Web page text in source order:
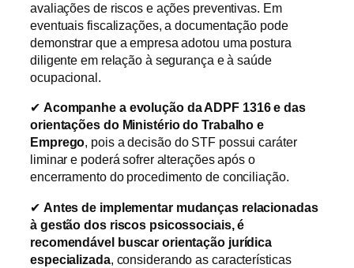
avaliações de riscos e ações preventivas. Em
eventuais fiscalizações, a documentação pode
demonstrar que a empresa adotou uma postura
diligente em relação à segurança e à saúde
ocupacional.
✔ Acompanhe a evolução da ADPF 1316 e das
orientações do Ministério do Trabalho e
Emprego, pois a decisão do STF possui caráter
liminar e poderá sofrer alterações após o
encerramento do procedimento de conciliação.
✔ Antes de implementar mudanças relacionadas
à gestão dos riscos psicossociais, é
recomendável buscar orientação jurídica
especializada , considerando as características